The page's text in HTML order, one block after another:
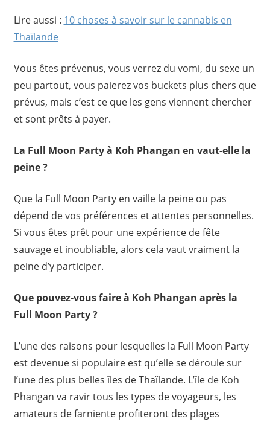
Lire aussi : 10 choses à savoir sur le cannabis en
Thaïlande
Vous êtes prévenus, vous verrez du vomi, du sexe un
peu partout, vous paierez vos buckets plus chers que
prévus, mais c’est ce que les gens viennent chercher
et sont prêts à payer.
La Full Moon Party à Koh Phangan en vaut-elle la
peine ?
Que la Full Moon Party en vaille la peine ou pas
dépend de vos préférences et attentes personnelles.
Si vous êtes prêt pour une expérience de fête
sauvage et inoubliable, alors cela vaut vraiment la
peine d’y participer.
Que pouvez-vous faire à Koh Phangan après la
Full Moon Party ?
L’une des raisons pour lesquelles la Full Moon Party
est devenue si populaire est qu’elle se déroule sur
l’une des plus belles îles de Thaïlande. L’île de Koh
Phangan va ravir tous les types de voyageurs, les
amateurs de farniente profiteront des plages